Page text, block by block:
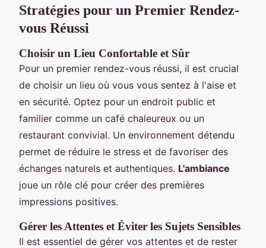
Stratégies pour un Premier Rendez-
vous Réussi
Choisir un Lieu Confortable et Sûr
Pour un premier rendez-vous réussi, il est crucial
de choisir un lieu où vous vous sentez à l'aise et
en sécurité. Optez pour un endroit public et
familier comme un café chaleureux ou un
restaurant convivial. Un environnement détendu
permet de réduire le stress et de favoriser des
échanges naturels et authentiques. L'ambiance
joue un rôle clé pour créer des premières
impressions positives.
Gérer les Attentes et Éviter les Sujets Sensibles
Il est essentiel de gérer vos attentes et de rester